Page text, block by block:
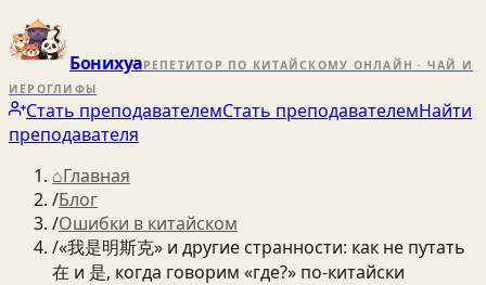
БонихуаРЕПЕТИТОР ПО КИТАЙСКОМУ ОНЛАЙН · ЧАЙ И
ИЕРОГЛИФЫ
Стать преподавателемСтать преподавателемНайти
преподавателя
⌂Главная
/Блог
/Ошибки в китайском
/«我是明斯克» и другие странности: как не путать
在 и 是, когда говорим «где?» по‑китайски